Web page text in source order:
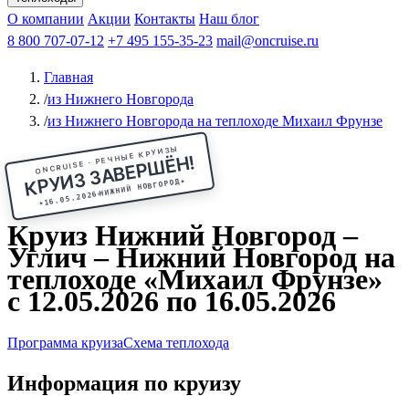
Чебоксарыиз Волгоградаиз Саратова Все города
КазаньВ Нижний НовгородВ ПермьВ Ростов-на-Дону
РыбинскНа СоловкиНа ВалаамПо ОкеПо Енисею
Афанасий Никитин Октябрьская революция
ФединАлександр СвешниковИван
МироновА.С.Попов
О компании Акции Контакты Наш блог
8 800 707-07-12 +7 495 155-35-23 mail@oncruise.ru
Главная
/из Нижнего Новгорода
/из Нижнего Новгорода на теплоходе Михаил Фрунзе
ONCRUISE · РЕЧНЫЕ КРУИЗЫ
КРУИЗ ЗАВЕРШЁН!
★ 16.05.2026
НИЖНИЙ НОВГОРОД★
Круиз Нижний Новгород –
Углич – Нижний Новгород на
теплоходе «Михаил Фрунзе»
с 12.05.2026 по 16.05.2026
Программа круизаСхема теплохода
Информация по круизу